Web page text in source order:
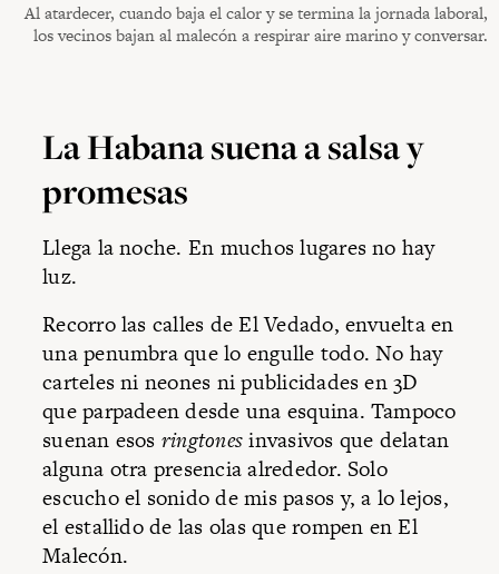
Al atardecer, cuando baja el calor y se termina la jornada laboral,
los vecinos bajan al malecón a respirar aire marino y conversar.
La Habana suena a salsa y
promesas
Llega la noche. En muchos lugares no hay
luz.
Recorro las calles de El Vedado, envuelta en
una penumbra que lo engulle todo. No hay
carteles ni neones ni publicidades en 3D
que parpadeen desde una esquina. Tampoco
suenan esos ringtonesinvasivos que delatan
alguna otra presencia alrededor. Solo
escucho el sonido de mis pasos y, a lo lejos,
el estallido de las olas que rompen en El
Malecón.